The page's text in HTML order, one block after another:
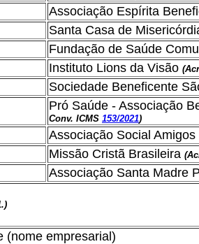
Associação Espírita
Santa Casa de
Fundação de Saúde
Instituto Lions da Visão
Sociedade Beneficente
Pró Saúde - Associação
Conv. ICMS 153/2021)
Associação Social
Missão Cristã Brasileira
Associação Santa Madre
(nome empresarial)